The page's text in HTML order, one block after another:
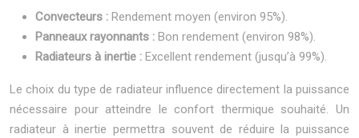
Convecteurs : Rendement moyen (environ 95%).
Panneaux rayonnants : Bon rendement (environ 98%).
Radiateurs à inertie : Excellent rendement (jusqu’à 99%).
Le choix du type de radiateur influence directement la puissance
nécessaire pour atteindre le confort thermique souhaité. Un
radiateur à inertie permettra souvent de réduire la puissance